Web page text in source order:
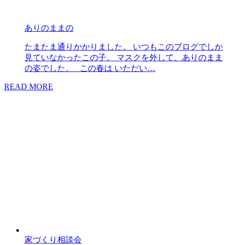
ありのままの
たまたま通りかかりました。 いつもこのブログでしか
見ていなかったこの子。 マスクを外して、ありのまま
の姿でした。 この春は いただい…
READ MORE
家づくり相談会